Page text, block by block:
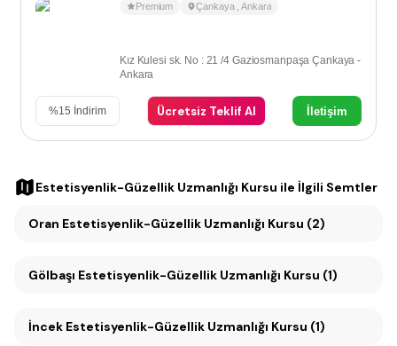
Premium Çankaya ,Ankara
Kız Kulesi sk. No : 21 /4 Gaziosmanpaşa Çankaya -
Ankara
%15 İndirim Ücretsiz Teklif Al İletişim
Estetisyenlik-Güzellik Uzmanlığı Kursu ile İlgili Semtler
Oran Estetisyenlik-Güzellik Uzmanlığı Kursu (2)
Gölbaşı Estetisyenlik-Güzellik Uzmanlığı Kursu (1)
İncek Estetisyenlik-Güzellik Uzmanlığı Kursu (1)